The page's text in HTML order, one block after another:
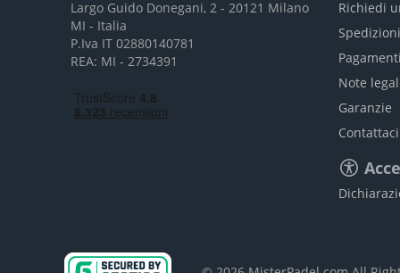
Largo Guido Donegani, 2 - 20121 Milano
MI - Italia
P.Iva IT 02880140781
REA: MI - 2734391
Richiedi
Spedizioni
Note
Garanzie
Contattaci